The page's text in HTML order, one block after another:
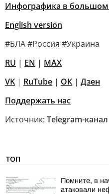
Инфографика в
English version
#БЛА #Россия #Украина
RU | EN | MAX
VK | RuTube | ОК | Дзен
Поддержать нас
Источник: Telegram-
ТОП
Помните, в
атаковали